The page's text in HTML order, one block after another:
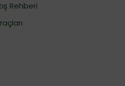
Rehberi